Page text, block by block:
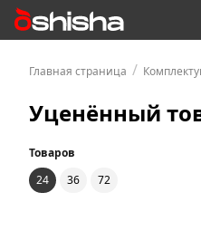
Главная страница /
Уценённый
Товаров
24
36 72